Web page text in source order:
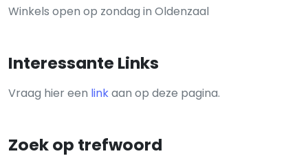
Winkels open op zondag in Oldenzaal
Interessante Links
Vraag hier een linkaan op deze pagina.
Zoek op trefwoord